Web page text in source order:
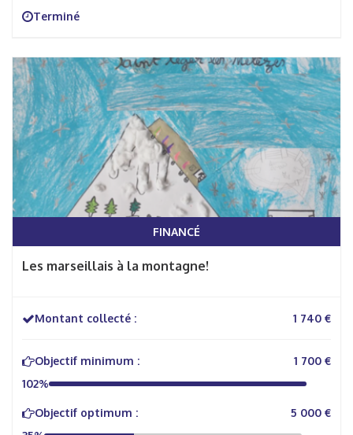
Terminé
FINANCÉ
Les marseillais à la montagne!
Montant collecté : 1 740 €
Objectif minimum :
1 700 €
102%
Objectif optimum :
5 000 €